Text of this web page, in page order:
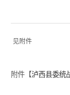
见附件
附件【泸西县委统